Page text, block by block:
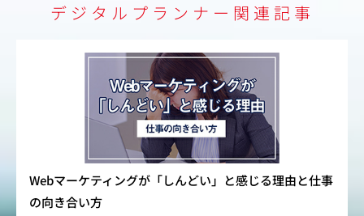
デジタルプランナー関連記事
Webマーケティングが「しんどい」と感じる理由と仕事
の向き合い方